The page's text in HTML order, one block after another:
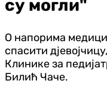
су могли"
О напорима
спасити
Клинике за
Билић Чаче.